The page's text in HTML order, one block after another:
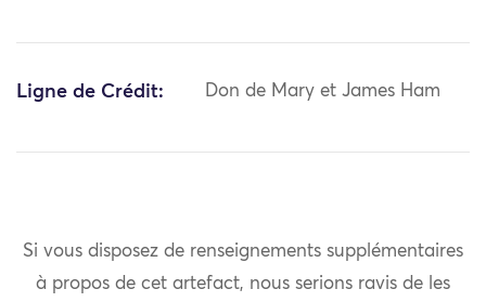
Ligne de Crédit: Don de Mary et James Ham
Si vous disposez de renseignements supplémentaires
à propos de cet artefact, nous serions ravis de les